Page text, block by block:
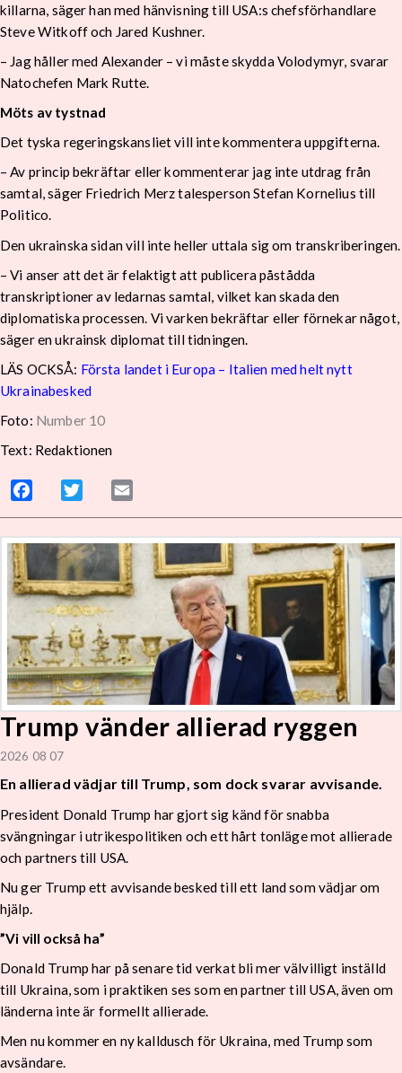
killarna, säger han med hänvisning till USA:s chefsförhandlare
Steve Witkoff och Jared Kushner.
– Jag håller med Alexander – vi måste skydda Volodymyr, svarar
Natochefen Mark Rutte.
Möts av tystnad
Det tyska regeringskansliet vill inte kommentera uppgifterna.
– Av princip bekräftar eller kommenterar jag inte utdrag från
samtal, säger Friedrich Merz talesperson Stefan Kornelius till
Politico.
Den ukrainska sidan vill inte heller uttala sig om transkriberingen.
– Vi anser att det är felaktigt att publicera påstådda
transkriptioner av ledarnas samtal, vilket kan skada den
diplomatiska processen. Vi varken bekräftar eller förnekar något,
säger en ukrainsk diplomat till tidningen.
LÄS OCKSÅ: Första landet i Europa – Italien med helt nytt
Ukrainabesked
Foto: Number 10
Text: Redaktionen
Facebook Twitter
Trump vänder allierad ryggen
2026 08 07
En allierad vädjar till Trump, som dock svarar avvisande.
President Donald Trump har gjort sig känd för snabba
svängningar i utrikespolitiken och ett hårt tonläge mot allierade
och partners till USA.
Nu ger Trump ett avvisande besked till ett land som vädjar om
hjälp.
”Vi vill också ha”
Donald Trump har på senare tid verkat bli mer välvilligt inställd
till Ukraina, som i praktiken ses som en partner till USA, även om
länderna inte är formellt allierade.
Men nu kommer en ny kalldusch för Ukraina, med Trump som
avsändare.